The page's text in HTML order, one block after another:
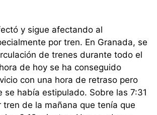
y sigue afectando al
por tren. En Granada, se
de trenes durante todo el
de hoy se ha conseguido
con una hora de retraso pero
se había estipulado. Sobre las 7:31
tren de la mañana que tenía que